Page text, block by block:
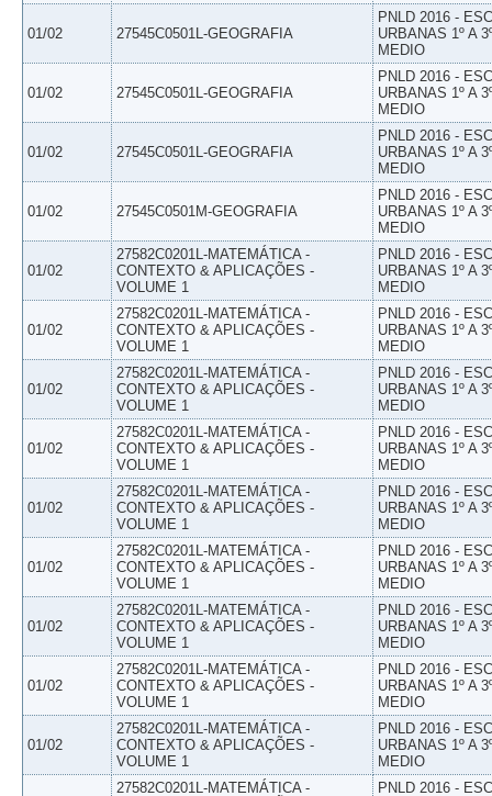
01/02 27545C0501L-GEOGRAFIA
PNLD 2016 -
URBANAS 1º A
MEDIO
01/02 27545C0501L-GEOGRAFIA
PNLD 2016 -
URBANAS 1º A
MEDIO
01/02 27545C0501L-GEOGRAFIA
PNLD 2016 -
URBANAS 1º A
MEDIO
01/02 27545C0501M-GEOGRAFIA
PNLD 2016 -
URBANAS 1º A
MEDIO
01/02
27582C0201L-MATEMÁTICA -
CONTEXTO & APLICAÇÕES -
VOLUME 1
PNLD 2016 -
URBANAS 1º A
MEDIO
01/02
27582C0201L-MATEMÁTICA -
CONTEXTO & APLICAÇÕES -
VOLUME 1
PNLD 2016 -
URBANAS 1º A
MEDIO
01/02
27582C0201L-MATEMÁTICA -
CONTEXTO & APLICAÇÕES -
VOLUME 1
PNLD 2016 -
URBANAS 1º A
MEDIO
01/02
27582C0201L-MATEMÁTICA -
CONTEXTO & APLICAÇÕES -
VOLUME 1
PNLD 2016 -
URBANAS 1º A
MEDIO
01/02
27582C0201L-MATEMÁTICA -
CONTEXTO & APLICAÇÕES -
VOLUME 1
PNLD 2016 -
URBANAS 1º A
MEDIO
01/02
27582C0201L-MATEMÁTICA -
CONTEXTO & APLICAÇÕES -
VOLUME 1
PNLD 2016 -
URBANAS 1º A
MEDIO
01/02
27582C0201L-MATEMÁTICA -
CONTEXTO & APLICAÇÕES -
VOLUME 1
PNLD 2016 -
URBANAS 1º A
MEDIO
01/02
27582C0201L-MATEMÁTICA -
CONTEXTO & APLICAÇÕES -
VOLUME 1
PNLD 2016 -
URBANAS 1º A
MEDIO
01/02
27582C0201L-MATEMÁTICA -
CONTEXTO & APLICAÇÕES -
VOLUME 1
PNLD 2016 -
URBANAS 1º A
MEDIO
27582C0201L-MATEMÁTICA -
PNLD 2016 -